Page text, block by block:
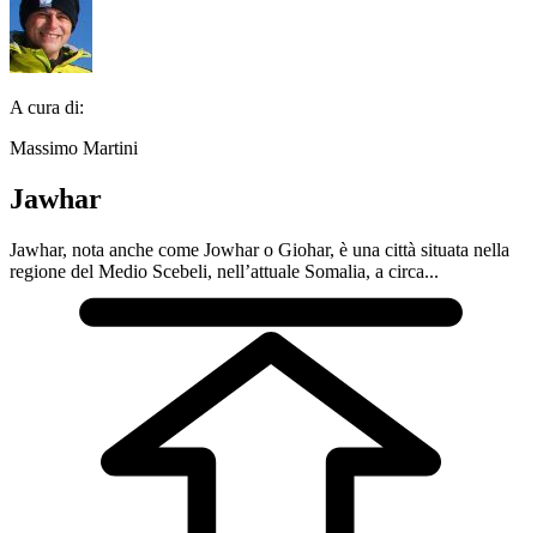
A cura di:
Massimo Martini
Jawhar
Jawhar, nota anche come Jowhar o Giohar, è una città situata nella
regione del Medio Scebeli, nell’attuale Somalia, a circa...